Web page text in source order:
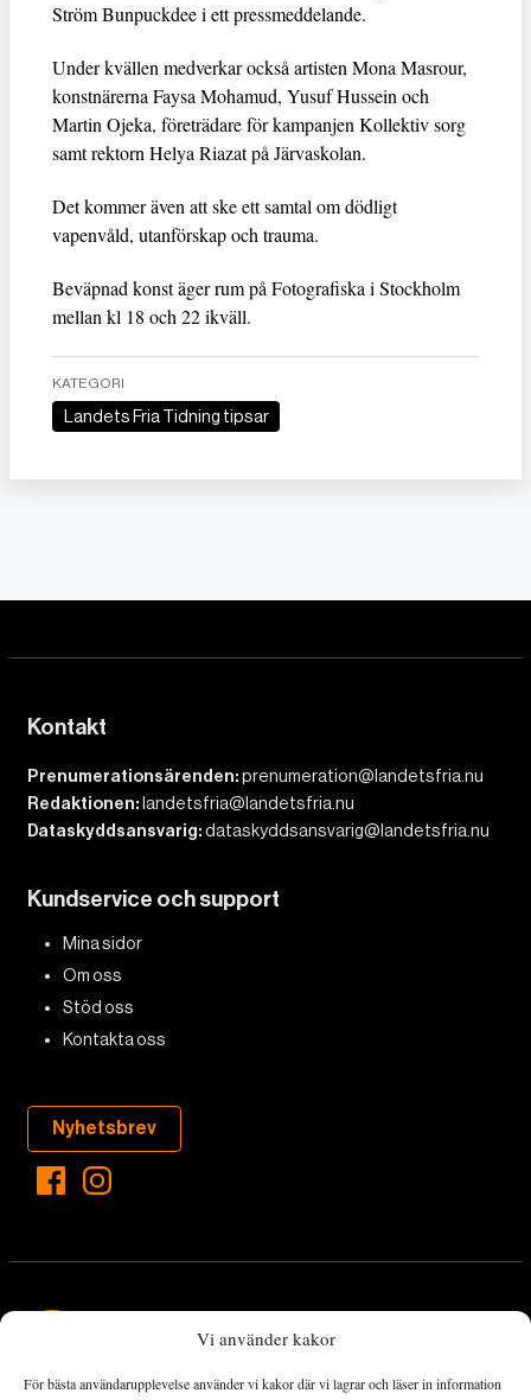
Vi använder kakor
För bästa användarupplevelse använder vi kakor där vi lagrar och läser in information
Ström Bunpuckdee i ett pressmeddelande.
Under kvällen medverkar också artisten Mona Masrour,
konstnärerna Faysa Mohamud, Yusuf Hussein och
Martin Ojeka, företrädare för kampanjen Kollektiv sorg
samt rektorn Helya Riazat på Järvaskolan.
Det kommer även att ske ett samtal om dödligt
vapenvåld, utanförskap och trauma.
Beväpnad konst äger rum på Fotografiska i Stockholm
mellan kl 18 och 22 ikväll.
KATEGORI
Landets Fria Tidning tipsar
Kontakt
Prenumerationsärenden:prenumeration@landetsfria.nu
Redaktionen: landetsfria@landetsfria.nu
Dataskyddsansvarig:dataskyddsansvarig@landetsfria.nu
Kundservice och support
Mina sidor
Om oss
Stöd oss
Kontakta oss
Nyhetsbrev
Landets Fria Tidning är en nyhetstidning med bred bevakning av